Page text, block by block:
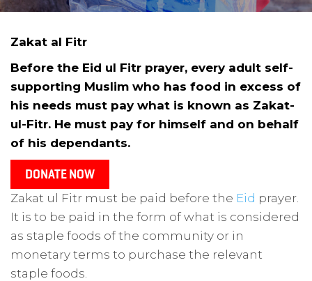
Zakat al Fitr
Before the Eid ul Fitr prayer, every adult self-
supporting Muslim who has food in excess of
his needs must pay what is known as Zakat-
ul-Fitr. He must pay for himself and on behalf
of his dependants.
Zakat ul Fitr must be paid before the Eid prayer.
It is to be paid in the form of what is considered
as staple foods of the community or in
monetary terms to purchase the relevant
staple foods.